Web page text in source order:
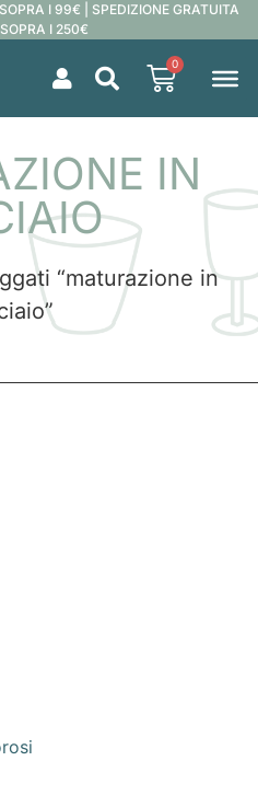
I 99€ | SPEDIZIONE GRATUITA
I 250€
0
IN
“maturazione in